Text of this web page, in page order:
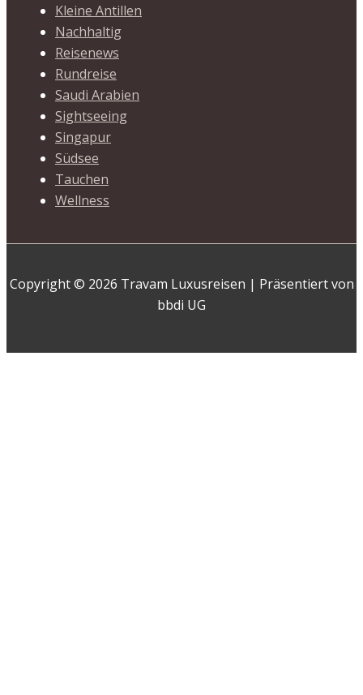
Kleine Antillen
Nachhaltig
Reisenews
Rundreise
Saudi Arabien
Sightseeing
Singapur
Südsee
Tauchen
Wellness
Copyright © 2026 Travam Luxusreisen | Präsentiert von
bbdi UG